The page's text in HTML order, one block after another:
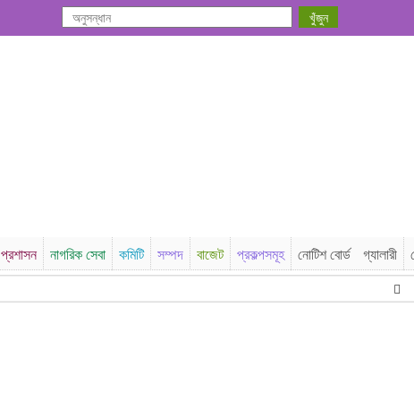
প্রশাসন নাগরিক সেবা কমিটি সম্পদ বাজেট প্রকল্পসমূহ নোটিশ বোর্ড গ্যালারী